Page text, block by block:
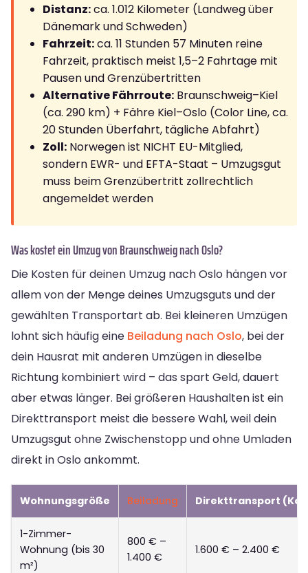
Distanz:ca. 1.012 Kilometer (Landweg über
Dänemark und Schweden)
Fahrzeit:ca. 11 Stunden 57 Minuten reine
Fahrzeit, praktisch meist 1,5–2 Fahrtage mit
Pausen und Grenzübertritten
Alternative Fährroute: Braunschweig–Kiel
(ca. 290 km) + Fähre Kiel–Oslo (Color Line, ca.
20 Stunden Überfahrt, tägliche Abfahrt)
Zoll: Norwegen ist NICHT EU-Mitglied,
sondern EWR- und EFTA-Staat – Umzugsgut
muss beim Grenzübertritt zollrechtlich
angemeldet werden
Was kostet ein Umzug von Braunschweig nach Oslo?
Die Kosten für deinen Umzug nach Oslo hängen vor
allem von der Menge deines Umzugsguts und der
gewählten Transportart ab. Bei kleineren Umzügen
lohnt sich häufig eine Beiladung nach Oslo, bei der
dein Hausrat mit anderen Umzügen in dieselbe
Richtung kombiniert wird – das spart Geld, dauert
aber etwas länger. Bei größeren Haushalten ist ein
Direkttransport meist die bessere Wahl, weil dein
Umzugsgut ohne Zwischenstopp und ohne Umladen
direkt in Oslo ankommt.
Wohnungsgröße Beiladung Direkttransport
1-Zimmer-
Wohnung (bis 30
m²)
800 € –
1.400 €
1.600 € – 2.400 €